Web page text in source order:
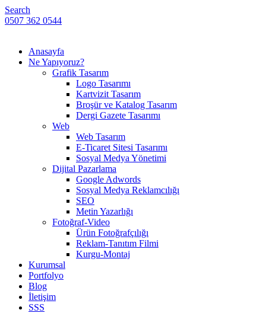
Search
0507 362 0544
Anasayfa
Ne Yapıyoruz?
Grafik Tasarım
Logo Tasarımı
Kartvizit Tasarım
Broşür ve Katalog Tasarım
Dergi Gazete Tasarımı
Web
Web Tasarım
E-Ticaret Sitesi Tasarımı
Sosyal Medya Yönetimi
Dijital Pazarlama
Google Adwords
Sosyal Medya Reklamcılığı
SEO
Metin Yazarlığı
Fotoğraf-Video
Ürün Fotoğrafçılığı
Reklam-Tanıtım Filmi
Kurgu-Montaj
Kurumsal
Portfolyo
Blog
İletişim
SSS